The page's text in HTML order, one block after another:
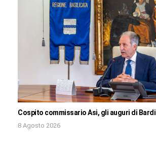
Cospito commissario Asi, gli auguri di Bardi
8 Agosto 2026